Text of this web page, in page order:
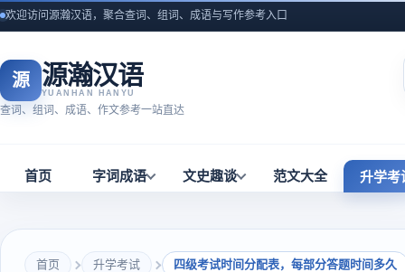
欢迎访问源瀚汉语，聚合查词、组词、成语与写作参考入口
源 源瀚汉语
YUANHAN HANYU
查词、组词、成语、作文参考一站直达
首页 字词成语 文史趣谈 范文大全 升学考
首页 升学考试 四级考试时间分配表，每部分答题时间多久